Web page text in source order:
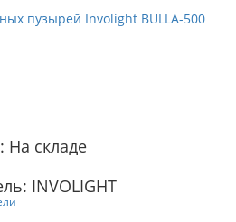
На складе
INVOLIGHT